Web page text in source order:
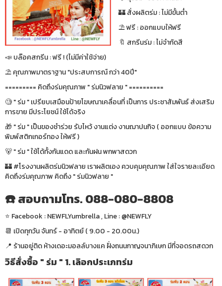
🏰 สั่งผลิตร่ม : ไม่มีขั้นต่ำ
⛱ ฟรี : ออกแบบให้ฟรี
🔖 สกรีนร่ม : ไม่จำกัดสี
📣 บล๊อคสกรีน : ฟรี ! (ไม่มีค่าใช้จ่าย)
⛱ คุณภาพมาตราฐาน "ประสบการณ์ กว่า 40ปี"
========= คิดถึงร่มคุณภาพ " ร่มนิวฟลาย " ==========
🧐 " ร่ม " เปรียบเสมือนป้ายโฆษณาเคลื่อนที่ เป็นการ ประชาสัมพันธ์ ส่งเสริม
การขาย มีประโยชน์ ใช้ได้จริง
🎁 " ร่ม " เป็นของชำร่วย รับไหว้ งานแต่ง งานฌาปนกิจ ( ออกแบบ ข้อความ
พิมพ์สติกเกอร์ทอง ให้ฟรี )
🐻 " ร่ม " ใช้ได้ทั้งกันแดด และกันฝน พกพาสดวก
🏰 #โรงงานผลิตร่มนิวฟลาย เราผลิตเอง ควบคุมคุณภาพ ใส่ใจรายละเอียด
คิดถึงร่มคุณภาพ คิดถึง " ร่มนิวฟลาย "
☎️ สอบถามโทร. 088-080-8808
⭐️ Facebook : NEWFLYumbrella , Line : @NEWFLY
📆 เปิดทุกวัน จันทร์ - อาทิตย์ ( 9.00 - 20.00น.)
📍 ร้านอยู่ติด ห้างเดอะมอลล์บางแค ฝั่งถนนกาญจนาภิเษก มีที่จอดรถสดวก
วิธีสั่งซื้อ " ร่ม " 1. เลิอกประเภทร่ม